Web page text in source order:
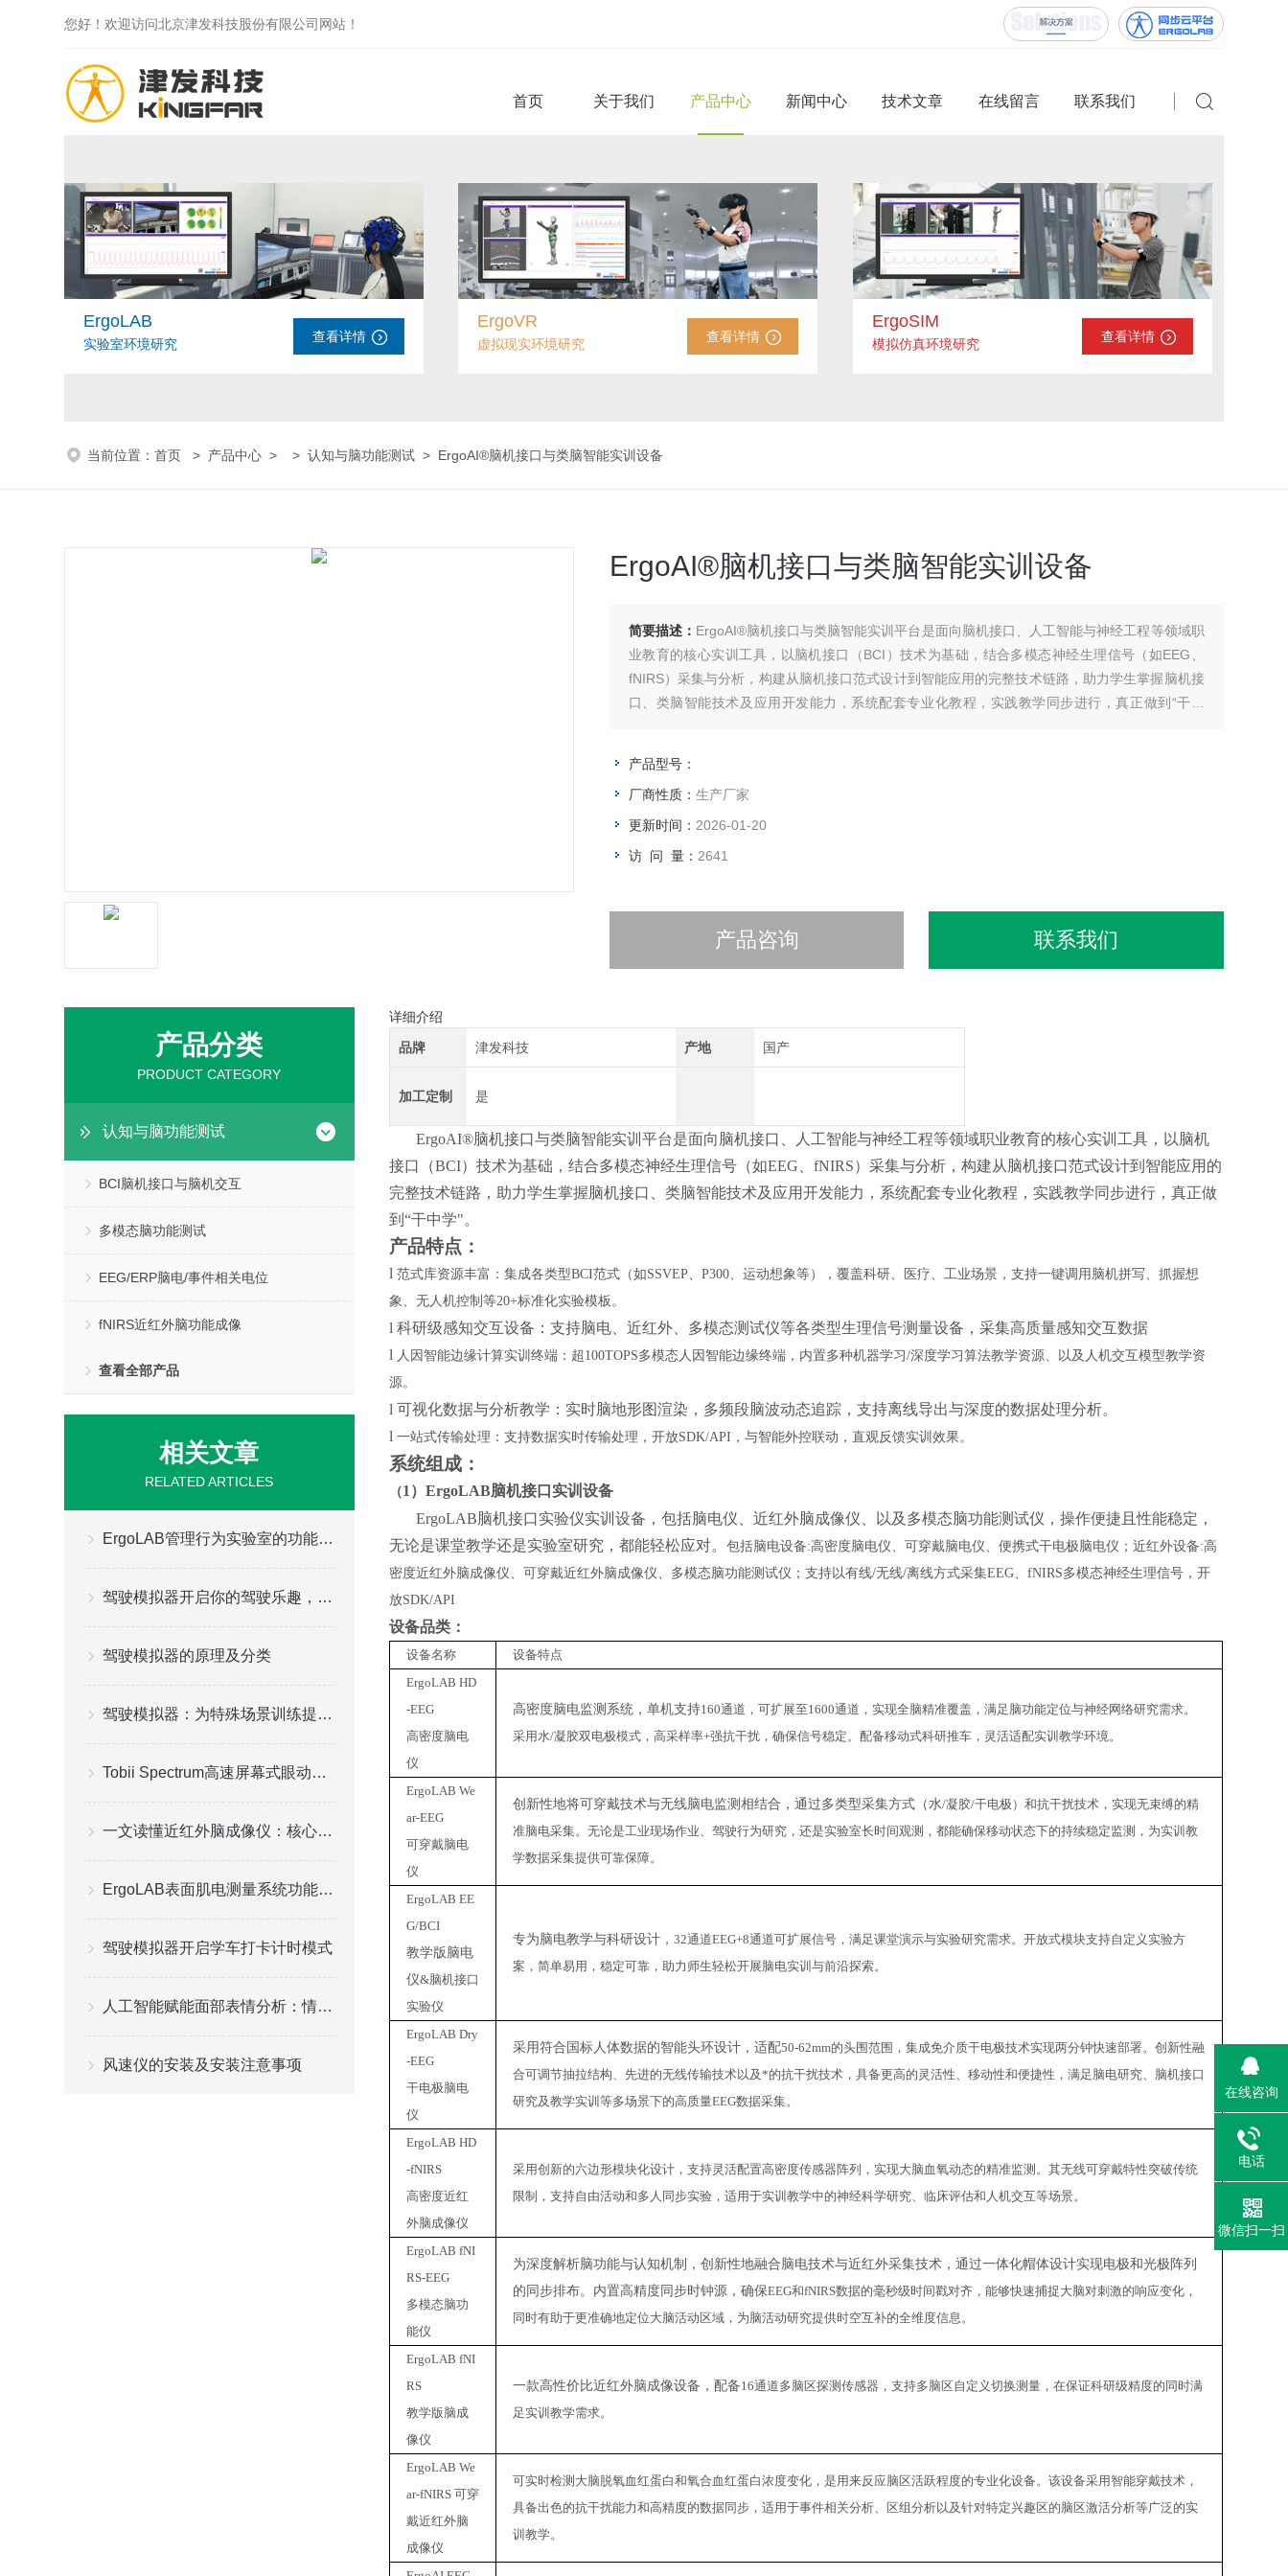
您好！欢迎访问北京津发科技股份有限公司网站！
首页 关于我们 产品中心 新闻中心 技术文章 在线留言 联系我们
ErgoLAB
实验室环境研究 查看详情
ErgoVR
虚拟现实环境研究 查看详情
ErgoSIM
模拟仿真环境研究 查看详情
当前位置：首页 > 产品中心 > >认知与脑功能测试 > ErgoAI®脑机接口与类脑智能实训设备
ErgoAI®脑机接口与类脑智能实训设备
简要描述： ErgoAI®脑机接口与类脑智能实训平台是面向脑机接口、人工智能与神经工程等领域职
业教育的核心实训工具，以脑机接口（BCI）技术为基础，结合多模态神经生理信号（如EEG、
fNIRS）采集与分析，构建从脑机接口范式设计到智能应用的完整技术链路，助力学生掌握脑机接
口、类脑智能技术及应用开发能力，系统配套专业化教程，实践教学同步进行，真正做到“干中
产品型号：
厂商性质： 生产厂家
更新时间： 2026-01-20
访 问 量： 2641
产品咨询 联系我们
产品分类
PRODUCT CATEGORY
认知与脑功能测试
BCI脑机接口与脑机交互
多模态脑功能测试
EEG/ERP脑电/事件相关电位
fNIRS近红外脑功能成像
查看全部产品
相关文章
RELATED ARTICLES
ErgoLAB管理行为实验室的功能特点
驾驶模拟器开启你的驾驶乐趣，给你更好的游戏体验
驾驶模拟器的原理及分类
驾驶模拟器：为特殊场景训练提供定制化解决方案
Tobii Spectrum高速屏幕式眼动仪的特点
一文读懂近红外脑成像仪：核心技术参数、选购要点与不同场景适配方案指南
ErgoLAB表面肌电测量系统功能特点
驾驶模拟器开启学车打卡计时模式
人工智能赋能面部表情分析：情感识别的新纪元
风速仪的安装及安装注意事项
详细介绍
品牌
津发科技 产地 国产
加工定制 是
ErgoAI®脑机接口与类脑智能实训平台是面向脑机接口、人工智能与神经工程等领域职业教育的核心实训工具，以脑机
接口（BCI）技术为基础，结合多模态神经生理信号（如EEG、fNIRS）采集与分析，构建从脑机接口范式设计到智能应用的
完整技术链路，助力学生掌握脑机接口、类脑智能技术及应用开发能力，系统配套专业化教程，实践教学同步进行，真正做
到“干中学"。
产品特点 ：
l 范式库资源丰富：集成各类型BCI范式（如SSVEP、P300、运动想象等），覆盖科研、医疗、工业场景，支持一键调用脑机拼写、抓握想
象、无人机控制等20+标准化实验模板。
l 科研级感知交互设备：支持脑电、近红外、多模态测试仪等各类型生理信号测量设备，采集高质量感知交互数据
l 人因智能边缘计算实训终端：超 100TOPS多模态人因智能边缘终端，内置多种机器学习/深度学习算法教学资源、以及人机交互模型教学资
源。
l 可视化数据与分析教学：实时脑地形图渲染，多频段脑波动态追踪，支持离线导出与深度的数据处理分析。
l 一站式传输处理：支持数据实时传输处理，开放SDK/API，与智能外控联动，直观反馈实训效果。
系统组成：
（1）ErgoLAB脑机接口 实训 设备
ErgoLAB脑机接口实验仪实训设备，包括脑电仪、近红外脑成像仪、以及多模态脑功能测试仪，操作便捷且性能稳定，
无论是课堂教学还是实验室研究，都能轻松应对。 包括脑电设备:高密度脑电仪、可穿戴脑电仪、便携式干电极脑电仪；近红外设备:高
密度近红外脑成像仪、可穿戴近红外脑成像仪、多模态脑功能测试仪；支持以有线/无线/离线方式采集EEG、fNIRS多模态神经生理信号，开
放SDK/API
设备品类：
设备名称
设备特点
ErgoLAB HD
-EEG
高密度脑电
仪
高密度脑电监测系统，单机支持160通道，可扩展至1600通道，实现全脑精准覆盖，满足脑功能定位与神经网络研究需求。
采用水/凝胶双电极模式，高采样率+强抗干扰，确保信号稳定。配备移动式科研推车，灵活适配实训教学环境 。
ErgoLAB We
ar-EEG
可穿戴脑电
仪
创新性地将可穿戴技术与无线脑电监测相结合，通过多类型采集方式（水/凝胶/干电极）和抗干扰技术，实现无束缚的精
准脑电采集。无论是工业现场作业、驾驶行为研究，还是实验室长时间观测，都能确保移动状态下的持续稳定监测，为实训教
学数据采集提供可靠保障。
ErgoLAB EE
G/BCI
教学版脑电
仪&脑机接口
实验仪
专为脑电教学与科研设计， 32通道EEG+8通道可扩展信号，满足课堂演示与实验研究需求。开放式模块支持自定义实验方
案，简单易用，稳定可靠，助力师生轻松开展脑电实训与前沿探索。
ErgoLAB Dry
-EEG
干电极脑电
仪
采用符合国标人体数据的智能头环设计，适配50-62mm的头围范围，集成免介质干电极技术实现两分钟快速部署。创新性融
合可调节抽拉结构、先进的无线传输技术以及*的抗干扰技术，具备更高的灵活性、移动性和便捷性，满足脑电研究、脑机接口
研究及教学实训等多场景下的高质量EEG数据采集。
ErgoLAB HD
-fNIRS
高密度近红
外脑成像仪
采用创新的六边形模块化设计，支持灵活配置高密度传感器阵列，实现大脑血氧动态的精准监测。其无线可穿戴特性突破传统
限制，支持自由活动和多人同步实验，适用于实训教学中的神经科学研究、临床评估和人机交互等场景。
ErgoLAB fNI
RS-EEG
多模态脑功
能仪
为深度解析脑功能与认知机制，创新性地融合脑电技术与近红外采集技术，通过一体化帽体设计实现电极和光极阵列
的同步排布。内置高精度同步时钟源，确保EEG和fNIRS数据的毫秒级时间戳对齐，能够快速捕捉大脑对刺激的响应变化，
同时有助于更准确地定位大脑活动区域，为脑活动研究提供时空互补的全维度信息。
ErgoLAB fNI
RS
教学版脑成
像仪
一款高性价比近红外脑成像设备，配备16通道多脑区探测传感器，支持多脑区自定义切换测量，在保证科研级精度的同时满
足实训教学需求。
ErgoLAB We
ar-fNIRS 可穿
戴近红外脑
成像仪
可实时检测大脑脱氧血红蛋白和氧合血红蛋白浓度变化，是用来反应脑区活跃程度的专业化设备。该设备采用智能穿戴技术，
具备出色的抗干扰能力和高精度的数据同步，适用于事件相关分析、区组分析以及针对特定兴趣区的脑区激活分析等广泛的实
训教学。
在线咨询
电话
微信扫一扫